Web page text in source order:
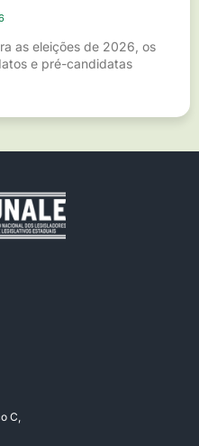
as eleições de 2026, os
e pré-candidatas
C,